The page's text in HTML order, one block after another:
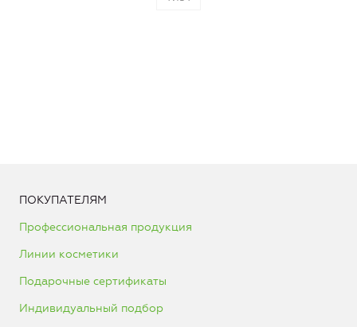
ПОКУПАТЕЛЯМ
Профессиональная продукция
Линии косметики
Подарочные сертификаты
Индивидуальный подбор